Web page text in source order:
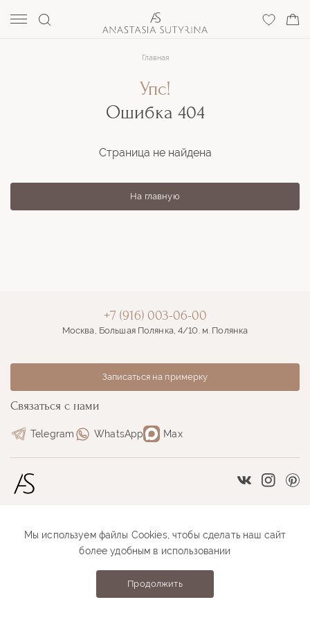
Главная
Упс!
Ошибка 404
Страница не найдена
На главную
Vkontakte
Связаться с нами
Telegram WhatsApp Max
+7 (916) 003-06-00
Москва, Большая Полянка, 4/10. м. Полянка
Записаться на примерку
Размерная сетка
Как проходит примерка
Как оформить заказ
Anastasia Sutyrina © 2026
Мы используем файлы Cookies, чтобы сделать наш сайт
более удобным в использовании
Продолжить